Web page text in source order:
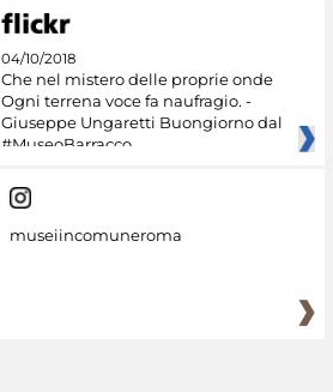
04/10/2018
Che nel mistero delle proprie onde
Ogni terrena voce fa naufragio. -
Giuseppe Ungaretti Buongiorno dal
#MuseoBarracco
museiincomuneroma